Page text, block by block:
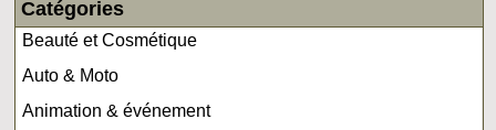
Catégories
Beauté et Cosmétique
Auto & Moto
Animation & événement